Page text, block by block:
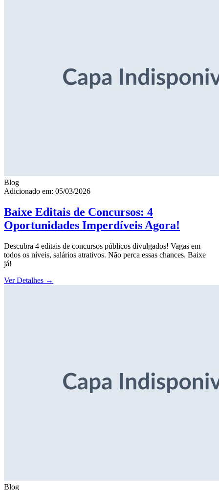
Blog
Adicionado em: 05/03/2026
Baixe Editais de Concursos: 4
Oportunidades Imperdíveis Agora!
Descubra 4 editais de concursos públicos divulgados! Vagas em
todos os níveis, salários atrativos. Não perca essas chances. Baixe
já!
Ver Detalhes →
Blog